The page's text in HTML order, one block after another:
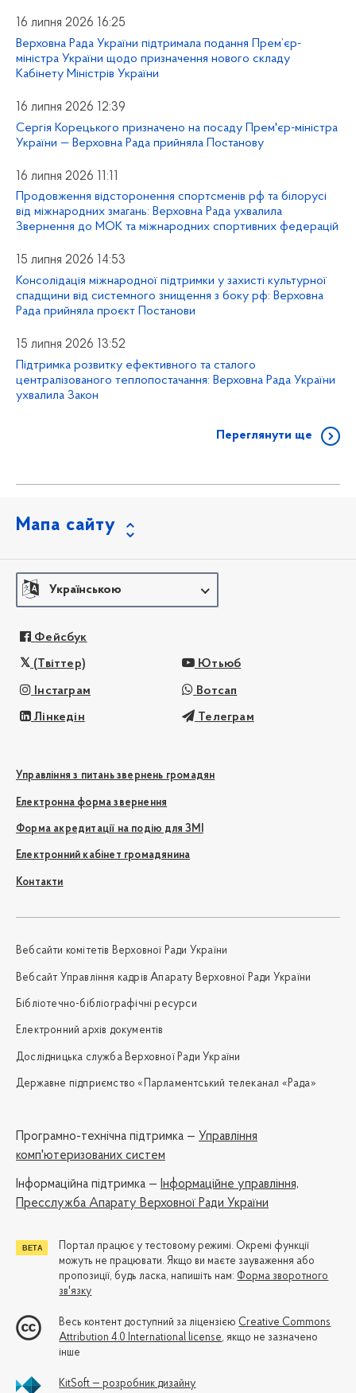
16 липня 2026 16:25
Верховна Рада України підтримала подання Прем’єр-
міністра України щодо призначення нового складу
Кабінету Міністрів України
16 липня 2026 12:39
Сергія Корецького призначено на посаду Прем'єр-міністра
України — Верховна Рада прийняла Постанову
16 липня 2026 11:11
Продовження відсторонення спортсменів рф та білорусі
від міжнародних змагань: Верховна Рада ухвалила
Звернення до МОК та міжнародних спортивних федерацій
15 липня 2026 14:53
Консолідація міжнародної підтримки у захисті культурної
спадщини від системного знищення з боку рф: Верховна
Рада прийняла проєкт Постанови
15 липня 2026 13:52
Підтримка розвитку ефективного та сталого
централізованого теплопостачання: Верховна Рада України
ухвалила Закон
Переглянути ще
Мапа сайту
Українською
Фейсбук
(Твіттер) Ютьюб
Інстаграм Вотсап
Лінкедін Телеграм
Управління з питань звернень громадян
Електронна форма звернення
Форма акредитації на подію для ЗМІ
Електронний кабінет громадянина
Контакти
Вебсайти комітетів Верховної Ради України
Вебсайт Управління кадрів Апарату Верховної Ради України
Бібліотечно-бібліографічні ресурси
Електронний архів документів
Дослідницька служба Верховної Ради України
Державне підприємство «Парламентський телеканал «Рада»
Програмно-технічна підтримка — Управління
комп'ютеризованих систем
Iнформаційна підтримка — Інформаційне управління,
Пресслужба Апарату Верховної Ради України
Портал працює у тестовому режимі. Окремі функції
можуть не працювати. Якщо ви маєте зауваження або
пропозиції, будь ласка, напишіть нам: Форма зворотного
зв'язку
Весь контент доступний за ліцензією Creative Commons
Attribution 4.0 International license, якщо не зазначено
інше
KitSoft — розробник дизайну